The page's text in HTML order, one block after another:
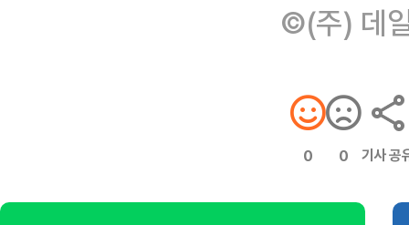
©(주) 데
0 0 기사 공